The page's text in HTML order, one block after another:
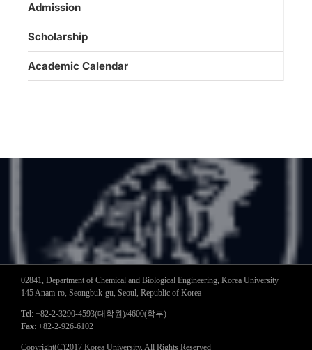
Admission
Scholarship
Academic Calendar
02841, Department of Chemical and Biological Engineering, Korea University
145 Anam-ro, Seongbuk-gu, Seoul, Republic of Korea
Tel: +82-2-3290-4593(대학원)/4600(학부)
Fax: +82-2-926-6102
Copyright(C)2017 Korea University. All Rights Reserved